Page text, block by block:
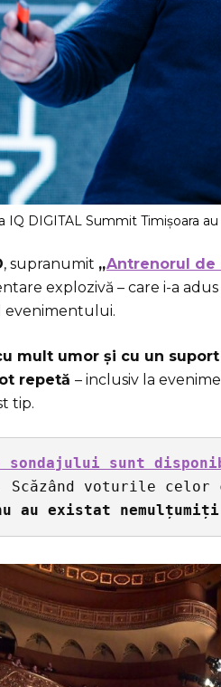
IQ DIGITAL Summit Timișoara
, supranumit „Antrenorul de
explozivă – care i-a
evenimentului.
mult umor și cu un
repetă – inclusiv la
tip.
sondajului sunt
Scăzând voturile
au existat nemulțumiți